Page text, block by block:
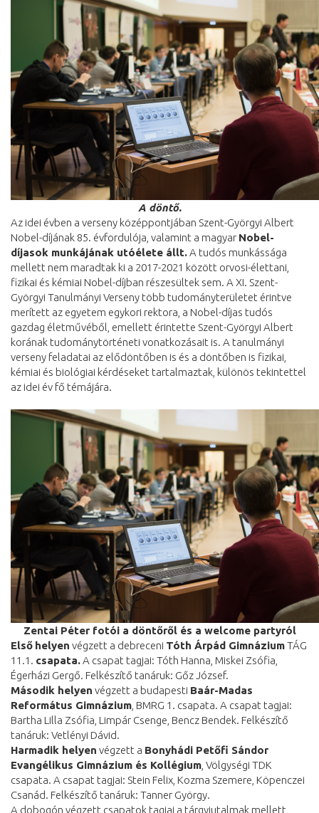
A döntő.
Az idei évben a verseny középpontjában Szent-Györgyi Albert
Nobel-díjának 85. évfordulója, valamint a magyar Nobel-
díjasok munkájának utóélete állt.A tudós munkássága
mellett nem maradtak ki a 2017-2021 között orvosi-élettani,
fizikai és kémiai Nobel-díjban részesültek sem. A XI. Szent-
Györgyi Tanulmányi Verseny több tudományterületet érintve
merített az egyetem egykori rektora, a Nobel-díjas tudós
gazdag életművéből, emellett érintette Szent-Györgyi Albert
korának tudománytörténeti vonatkozásait is. A tanulmányi
verseny feladatai az elődöntőben is és a döntőben is fizikai,
kémiai és biológiai kérdéseket tartalmaztak, különös tekintettel
az idei év fő témájára.
Zentai Péter fotói a döntőről és a welcome partyról
Első helyen végzett a debreceni Tóth Árpád GimnáziumTÁG
11.1. csapata.A csapat tagjai: Tóth Hanna, Miskei Zsófia,
Égerházi Gergő. Felkészítő tanáruk: Gőz József.
Második helyen végzett a budapesti Baár-Madas
Református Gimnázium , BMRG 1. csapata. A csapat tagjai:
Bartha Lilla Zsófia, Limpár Csenge, Bencz Bendek. Felkészítő
tanáruk: Vetlényi Dávid.
Harmadik helyen végzett a Bonyhádi Petőfi Sándor
Evangélikus Gimnázium és Kollégium , Völgységi TDK
csapata. A csapat tagjai: Stein Felix, Kozma Szemere, Köpenczei
Csanád. Felkészítő tanáruk: Tanner György.
A dobogón végzett csapatok tagjai a tárgyjutalmak mellett